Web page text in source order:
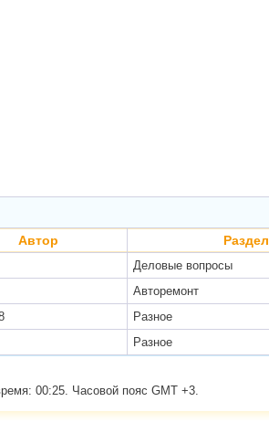
Автор Раздел
Деловые вопросы
Авторемонт
Разное
Разное
00:25. Часовой пояс GMT +3.